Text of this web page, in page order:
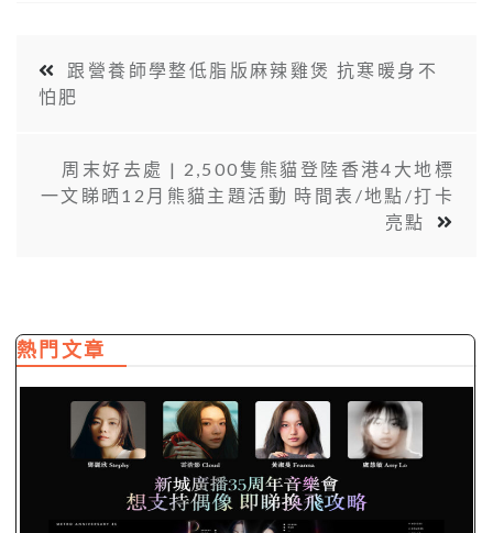
跟營養師學整低脂版麻辣雞煲 抗寒暖身不
怕肥
周末好去處 | 2,500隻熊貓登陸香港4大地標
一文睇晒12月熊貓主題活動 時間表/地點/打卡
亮點
熱門文章